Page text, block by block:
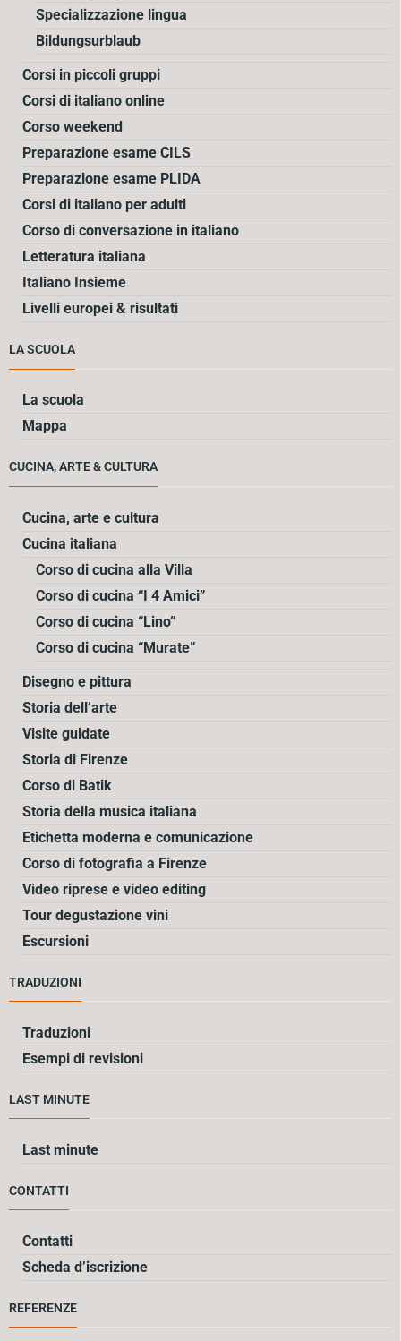
Specializzazione lingua
Bildungsurblaub
Corsi in piccoli gruppi
Corsi di italiano online
Corso weekend
Preparazione esame CILS
Preparazione esame PLIDA
Corsi di italiano per adulti
Corso di conversazione in italiano
Letteratura italiana
Italiano Insieme
Livelli europei & risultati
LA SCUOLA
La scuola
Mappa
CUCINA, ARTE & CULTURA
Cucina, arte e cultura
Cucina italiana
Corso di cucina alla Villa
Corso di cucina “I 4 Amici”
Corso di cucina “Lino”
Corso di cucina “Murate”
Disegno e pittura
Storia dell’arte
Visite guidate
Storia di Firenze
Corso di Batik
Storia della musica italiana
Etichetta moderna e comunicazione
Corso di fotografia a Firenze
Video riprese e video editing
Tour degustazione vini
Escursioni
TRADUZIONI
Traduzioni
Esempi di revisioni
LAST MINUTE
Last minute
CONTATTI
Contatti
Scheda d’iscrizione
REFERENZE